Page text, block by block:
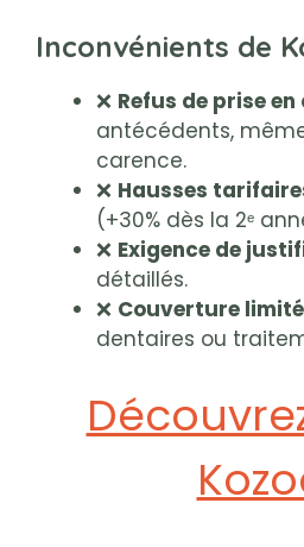
Inconvénients de
❌ Refus de prise
antécédents,
carence.
❌ Hausses
(+30% dès la 2ᵉ
❌ Exigence de
détaillés.
❌ Couverture
dentaires ou